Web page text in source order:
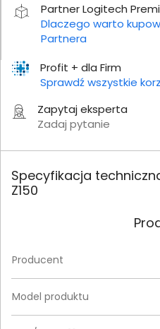
Profit + dla Firm
Sprawdź wszystkie
Zapytaj eksperta
Zadaj pytanie
Partner Logitech
Dlaczego warto
Partnera
Specyfikacja
Z150
Producent
Model produktu